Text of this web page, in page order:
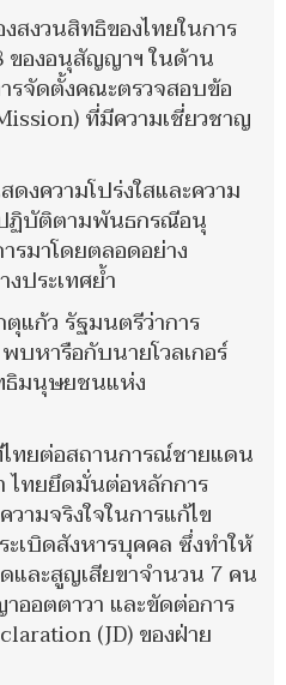
สงวนสิทธิของไทยในการ
ของอนุสัญญาฯ ในด้าน
รจัดตั้งคณะตรวจสอบข้อ
ที่มีความเชี่ยวชาญ
งความโปร่งใสและความ
ฏิบัติตามพันธกรณีอนุ
มาโดยตลอดอย่าง
ประเทศย้ำ
แก้ว รัฐมนตรีว่าการ
บหารือกับนายโวลเกอร์
ธิมนุษยชนแห่ง
ทยต่อสถานการณ์ชายแดน
ไทยยึดมั่นต่อหลักการ
มจริงใจในการแก้ไข
เบิดสังหารบุคคล ซึ่งทำให้
และสูญเสียขาจำนวน 7 คน
ออตตาวา และขัดต่อการ
(JD) ของฝ่าย